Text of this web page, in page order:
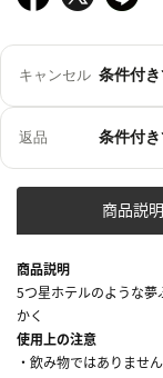
キャンセル 条件付
返品 条件付
商品説明
商品説明
5つ星ホテルのような夢
かく
使用上の注意
・飲み物ではありませ